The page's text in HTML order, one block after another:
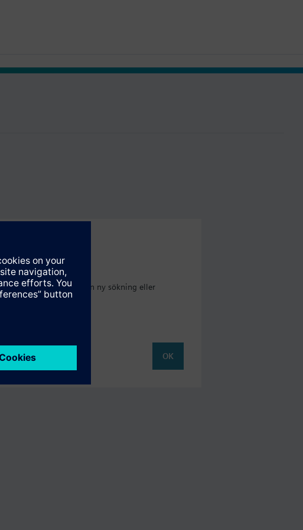
där du kan starta en ny sökning eller
OK